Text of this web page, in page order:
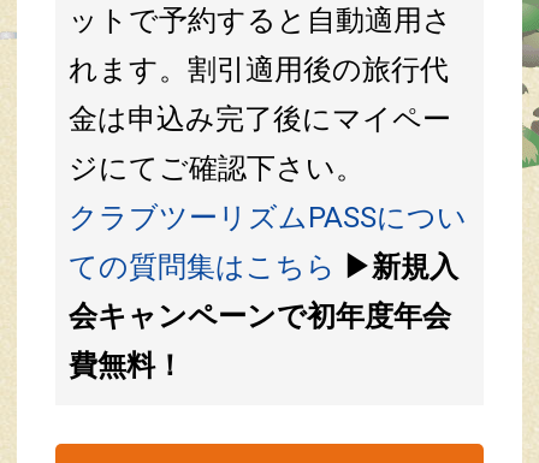
ットで予約すると自動適用さ
れます。割引適用後の旅行代
金は申込み完了後にマイペー
ジにてご確認下さい。
クラブツーリズムPASSについ
ての質問集はこちら ▶新規入
会キャンペーンで初年度年会
費無料！